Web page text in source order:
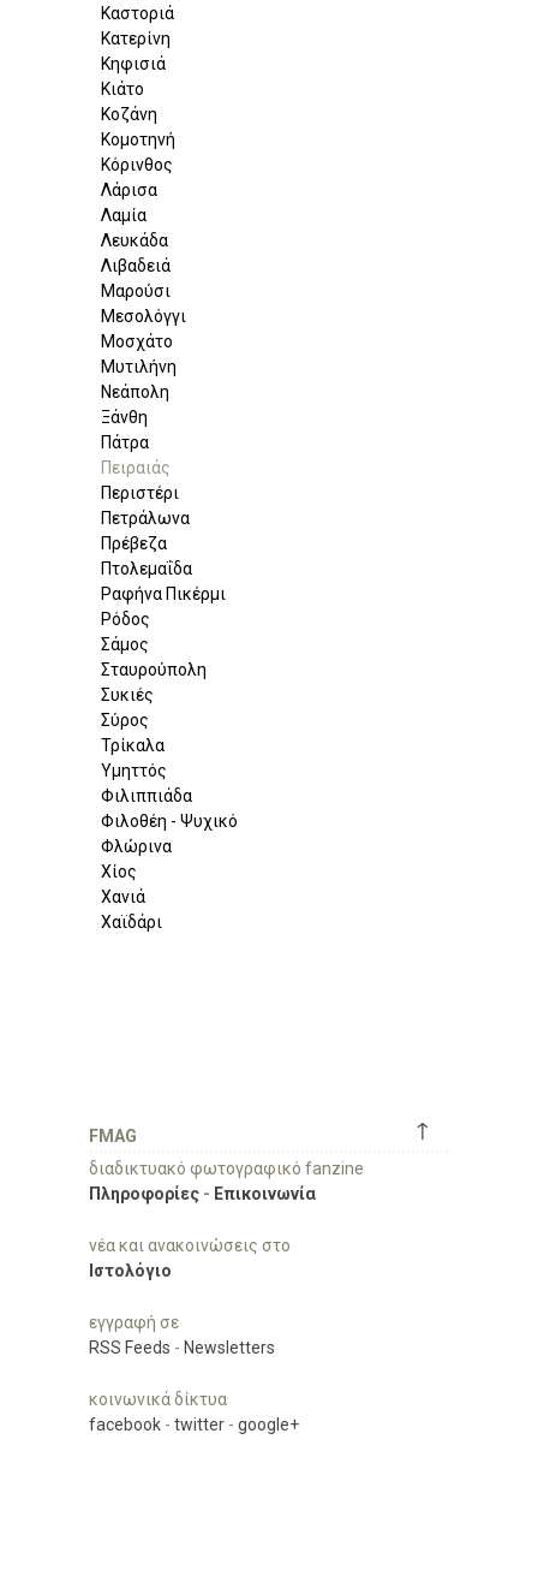
Καστοριά
Κατερίνη
Κηφισιά
Κιάτο
Κοζάνη
Κομοτηνή
Κόρινθος
Λάρισα
Λαμία
Λευκάδα
Λιβαδειά
Μαρούσι
Μεσολόγγι
Μοσχάτο
Μυτιλήνη
Νεάπολη
Ξάνθη
Πάτρα
Πειραιάς
Περιστέρι
Πετράλωνα
Πρέβεζα
Πτολεμαΐδα
Ραφήνα Πικέρμι
Ρόδος
Σάμος
Σταυρούπολη
Συκιές
Σύρος
Τρίκαλα
Υμηττός
Φιλιππιάδα
Φιλοθέη - Ψυχικό
Φλώρινα
Χίος
Χανιά
Χαϊδάρι
↑
FMAG
διαδικτυακό φωτογραφικό fanzine
Πληροφορίες - Επικοινωνία
νέα και ανακοινώσεις στο
Ιστολόγιο
εγγραφή σε
RSS Feeds - Newsletters
κοινωνικά δίκτυα
facebook - twitter - google+